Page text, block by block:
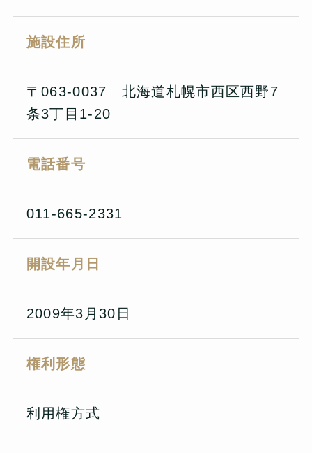
施設住所
〒063-0037 北海道札幌市西区西野7
条3丁目1-20
電話番号
011-665-2331
開設年月日
2009年3月30日
権利形態
利用権方式